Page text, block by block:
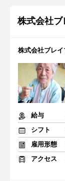
株式会社ブ
株式会社ブレ
給与
シフト
雇用形態
アクセス